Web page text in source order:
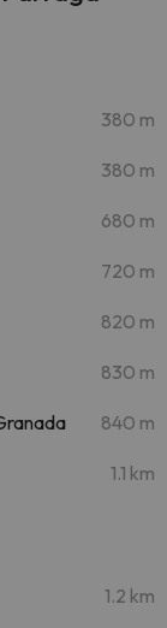
380 m
380 m
680 m
720 m
820 m
830 m
840 m
1.1 km
1.2 km